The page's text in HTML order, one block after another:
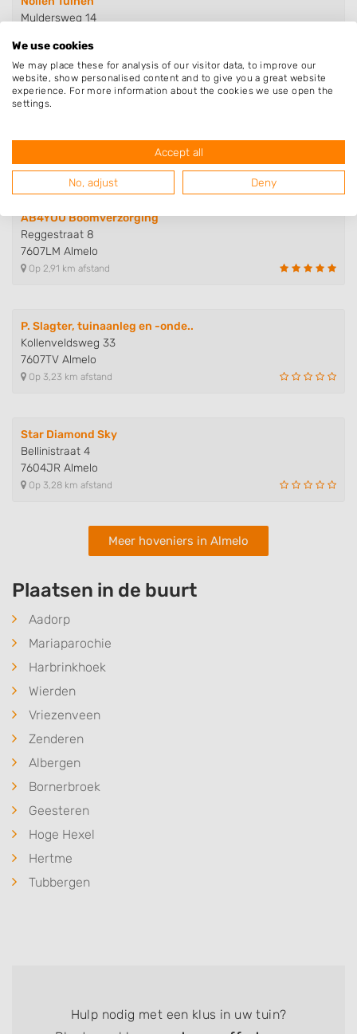
Muldersweg 14
Op 2,65 km afstand
Huba Tuinen
7601VH Almelo
AB4YOU Boomverzorging
Reggestraat 8
7607LM Almelo
Op 2,91 km afstand
P. Slagter, tuinaanleg en -onde..
Kollenveldsweg 33
7607TV Almelo
Op 3,23 km afstand
Star Diamond Sky
Bellinistraat 4
7604JR Almelo
Op 3,28 km afstand
Meer hoveniers in Almelo
Plaatsen in de buurt
Aadorp
Mariaparochie
Harbrinkhoek
Wierden
Vriezenveen
Zenderen
Albergen
Bornerbroek
Geesteren
Hoge Hexel
Hertme
Tubbergen
Hulp nodig met een klus in uw tuin?
We use cookies
We may place these for analysis of our visitor data, to improve our
website, show personalised content and to give you a great website
experience. For more information about the cookies we use open the
settings.
Accept all
No, adjust Deny